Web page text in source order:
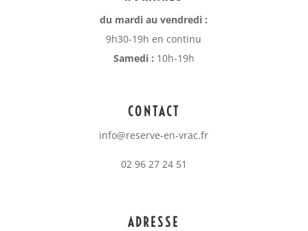
du mardi au vendredi :
9h30-19h en continu
Samedi : 10h-19h
CONTACT
info@reserve-en-vrac.fr
02 96 27 24 51
ADRESSE